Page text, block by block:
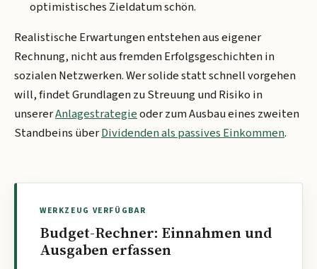
optimistisches Zieldatum schön.
Realistische Erwartungen entstehen aus eigener
Rechnung, nicht aus fremden Erfolgsgeschichten in
sozialen Netzwerken. Wer solide statt schnell vorgehen
will, findet Grundlagen zu Streuung und Risiko in
unsererAnlagestrategieoder zum Ausbau eines zweiten
Standbeins überDividenden als passives Einkommen.
WERKZEUG VERFÜGBAR
Budget-Rechner: Einnahmen und
Ausgaben erfassen